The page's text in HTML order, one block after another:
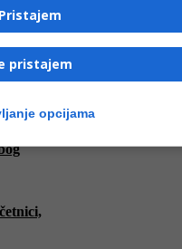
Kapiten
Pristajem
pristajem
opcijama